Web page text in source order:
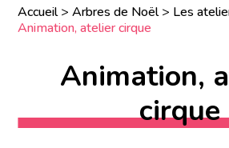
Accueil>Arbres de Noël> Les
Animation, atelier cirque
Animation,
cirque